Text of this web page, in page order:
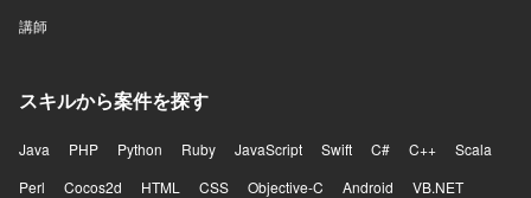
講師
スキルから案件を探す
Java PHP Python Ruby JavaScript Swift C# C++
Scala
Perl
Cocos2d HTML CSS Objective-C Android
VB.NET